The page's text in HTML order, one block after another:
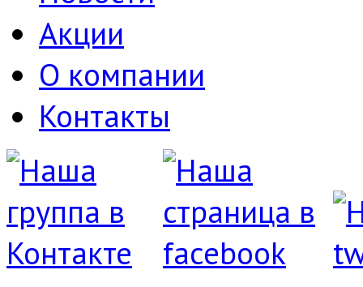
Акции
О компании
Контакты